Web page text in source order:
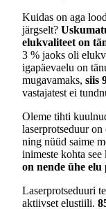
Kuidas on aga
järgselt?
elukvaliteet on
3 % jaoks oli
igapäevaelu on
mugavamaks, siis
vastajatest ei
Oleme tihti
laserprotseduur
ning nüüd saime
inimeste kohta see
on nende ühe elu
Laserprotseduuri
aktiivset elustiili.